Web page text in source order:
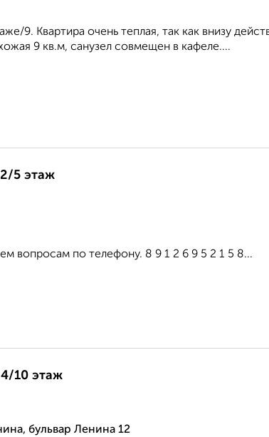
9. Квартира очень теплая, так как внизу
9 кв.м, санузел совмещен в кафеле....
5 этаж
вопросам по телефону. 8 9 1 2 6 9 5 2 1 5 8...
10 этаж
бульвар Ленина 12